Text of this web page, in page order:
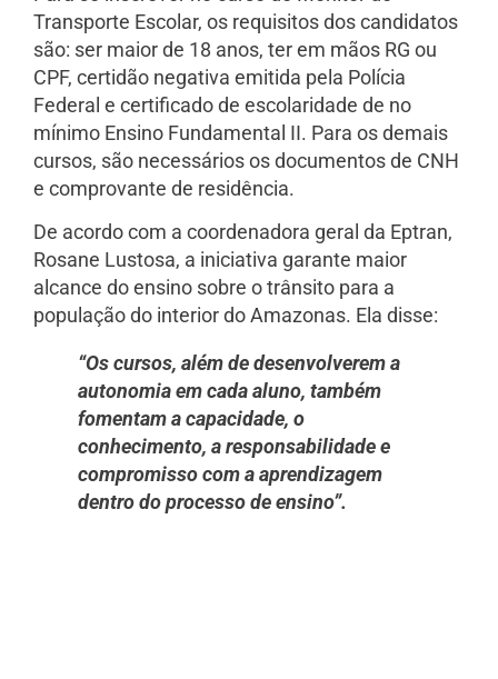
Transporte Escolar, os requisitos dos candidatos
são: ser maior de 18 anos, ter em mãos RG ou
CPF, certidão negativa emitida pela Polícia
Federal e certificado de escolaridade de no
mínimo Ensino Fundamental II. Para os demais
cursos, são necessários os documentos de CNH
e comprovante de residência.
De acordo com a coordenadora geral da Eptran,
Rosane Lustosa, a iniciativa garante maior
alcance do ensino sobre o trânsito para a
população do interior do Amazonas. Ela disse:
“Os cursos, além de desenvolverem a
autonomia em cada aluno, também
fomentam a capacidade, o
conhecimento, a responsabilidade e
compromisso com a aprendizagem
dentro do processo de ensino”.